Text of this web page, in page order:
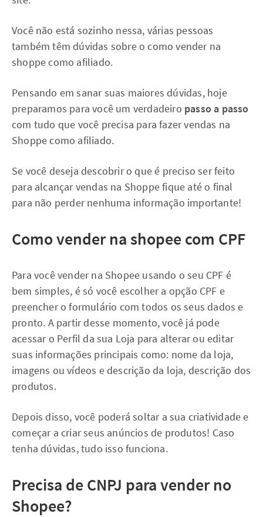
Você não está sozinho nessa, várias pessoas
também têm dúvidas sobre o como vender na
shoppe como afiliado.
Pensando em sanar suas maiores dúvidas, hoje
preparamos para você um verdadeiro passo a passo
com tudo que você precisa para fazer vendas na
Shoppe como afiliado.
Se você deseja descobrir o que é preciso ser feito
para alcançar vendas na Shoppe fique até o final
para não perder nenhuma informação importante!
Como vender na shopee com CPF
Para você vender na Shopee usando o seu CPF é
bem simples, é só você escolher a opção CPF e
preencher o formulário com todos os seus dados e
pronto. A partir desse momento, você já pode
acessar o Perfil da sua Loja para alterar ou editar
suas informações principais como: nome da loja,
imagens ou vídeos e descrição da loja, descrição dos
produtos.
Depois disso, você poderá soltar a sua criatividade e
começar a criar seus anúncios de produtos! Caso
tenha dúvidas, tudo isso funciona.
Precisa de CNPJ para vender no
Shopee?